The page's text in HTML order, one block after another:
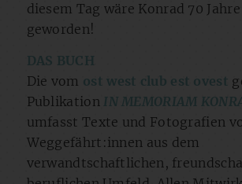
diesem Tag wäre Konrad 70
geworden!
DAS BUCH
Die vom ost west club est ovest
PublikationIN MEMORIAM
umfasst Texte und Fotografien
Weggefährt:innen aus dem
verwandtschaftlichen,